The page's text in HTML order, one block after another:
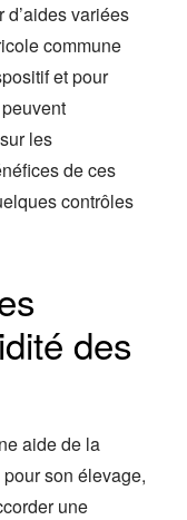
variées
commune
et pour
les
de ces
contrôles
des
aide de la
son élevage,
une